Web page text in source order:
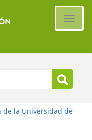
de la Universidad de